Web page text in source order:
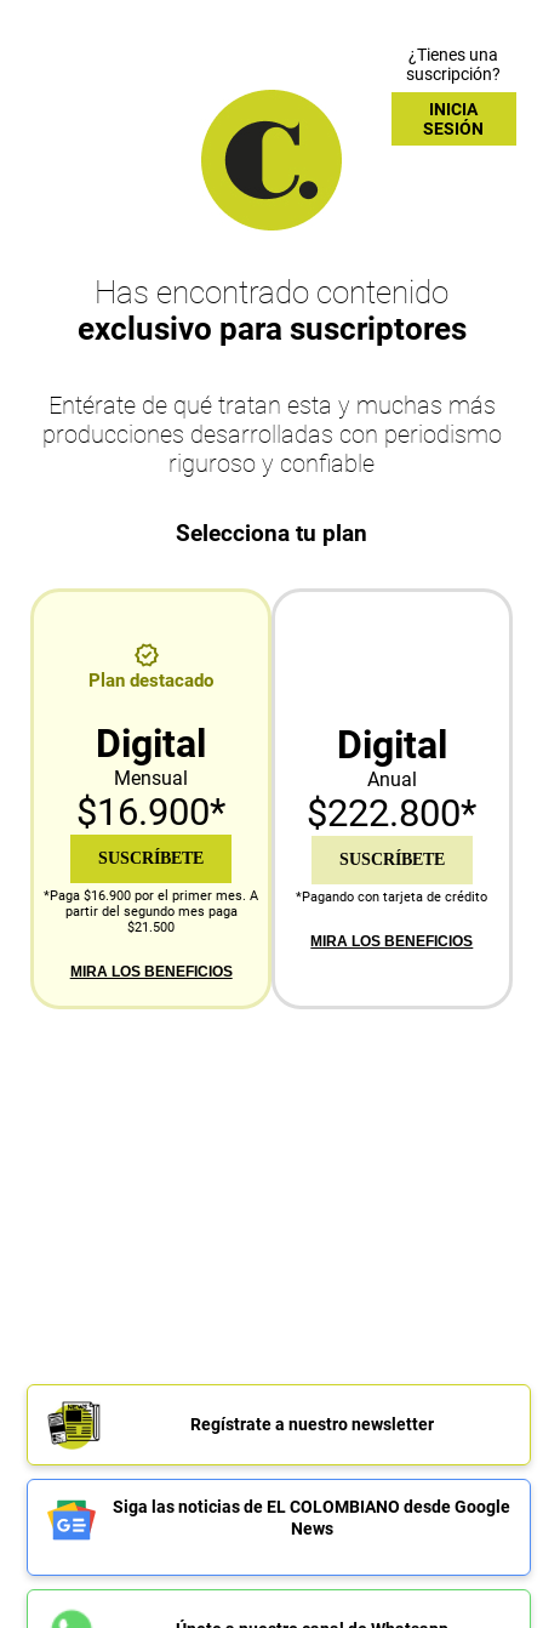
¿Tienes una
suscripción?
INICIA
SESIÓN
Has encontrado contenido
exclusivo para suscriptores
Entérate de qué tratan esta y muchas más
producciones desarrolladas con periodismo
riguroso y confiable
Selecciona tu plan
Plan destacado
Digital
Mensual
$16.900*
SUSCRÍBETE
*Paga $16.900 por el primer mes. A
partir del segundo mes paga
$21.500
MIRA LOS BENEFICIOS
Digital
Anual
$222.800*
SUSCRÍBETE
*Pagando con tarjeta de crédito
MIRA LOS BENEFICIOS
Regístrate a nuestro newsletter
Siga las noticias de EL COLOMBIANO desde Google
News